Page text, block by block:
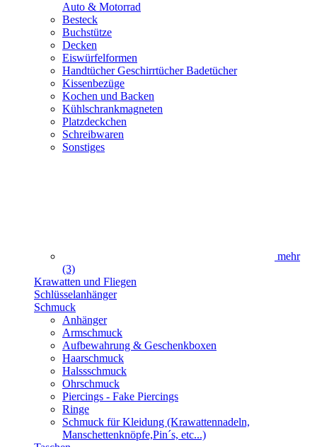
Auto & Motorrad
Besteck
Buchstütze
Decken
Eiswürfelformen
Handtücher Geschirrtücher Badetücher
Kissenbezüge
Kochen und Backen
Kühlschrankmagneten
Platzdeckchen
Schreibwaren
Sonstiges
mehr
(3)
Krawatten und Fliegen
Schlüsselanhänger
Schmuck
Anhänger
Armschmuck
Aufbewahrung & Geschenkboxen
Haarschmuck
Halssschmuck
Ohrschmuck
Piercings - Fake Piercings
Ringe
Schmuck für Kleidung (Krawattennadeln,
Manschettenknöpfe,Pin´s, etc...)